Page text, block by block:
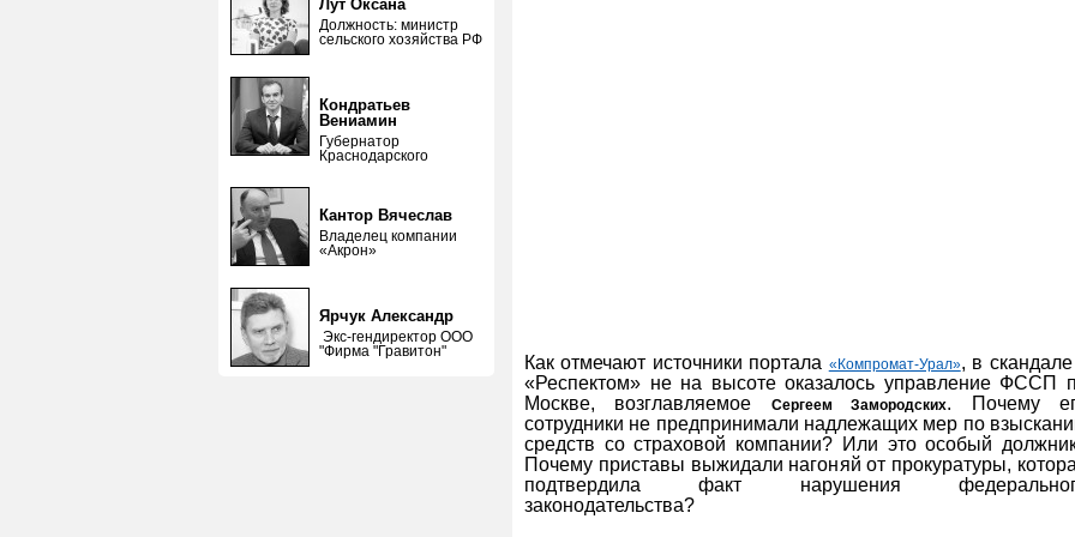
Лут Оксана
Должность: министр
сельского хозяйства РФ
Кондратьев
Вениамин
Губернатор
Краснодарского
Кантор Вячеслав
Владелец компании
«Акрон»
Ярчук Александр
Экс-гендиректор ООО
"Фирма "Гравитон"
Как отмечают источники портала «Компромат-Урал», в
«Респектом» не на высоте оказалось управление ФССП
Москве, возглавляемое
Сергеем Замородских. Почему
сотрудники не предпринимали надлежащих мер по
средств со страховой компании? Или это особый
Почему приставы выжидали нагоняй от прокуратуры,
подтвердила факт нарушения
законодательства?